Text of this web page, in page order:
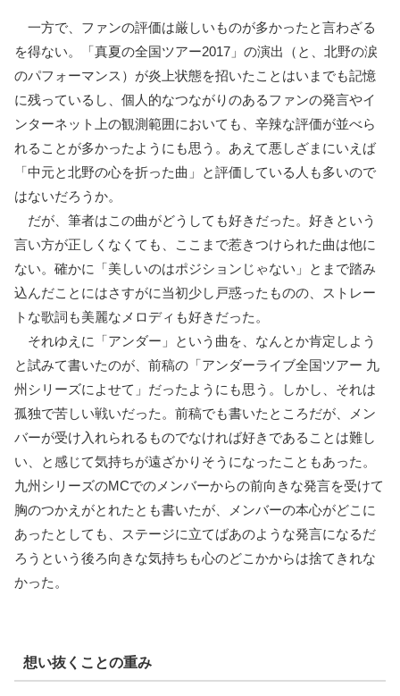
一方で、ファンの評価は厳しいものが多かったと言わざる
を得ない。「真夏の全国ツアー2017」の演出（と、北野の涙
のパフォーマンス）が炎上状態を招いたことはいまでも記憶
に残っているし、個人的なつながりのあるファンの発言やイ
ンターネット上の観測範囲においても、辛辣な評価が並べら
れることが多かったようにも思う。あえて悪しざまにいえば
「中元と北野の心を折った曲」と評価している人も多いので
はないだろうか。
だが、筆者はこの曲がどうしても好きだった。好きという
言い方が正しくなくても、ここまで惹きつけられた曲は他に
ない。確かに「美しいのはポジションじゃない」とまで踏み
込んだことにはさすがに当初少し戸惑ったものの、ストレー
トな歌詞も美麗なメロディも好きだった。
それゆえに「アンダー」という曲を、なんとか肯定しよう
と試みて書いたのが、前稿の「アンダーライブ全国ツアー 九
州シリーズによせて」だったようにも思う。しかし、それは
孤独で苦しい戦いだった。前稿でも書いたところだが、メン
バーが受け入れられるものでなければ好きであることは難し
い、と感じて気持ちが遠ざかりそうになったこともあった。
九州シリーズのMCでのメンバーからの前向きな発言を受けて
胸のつかえがとれたとも書いたが、メンバーの本心がどこに
あったとしても、ステージに立てばあのような発言になるだ
ろうという後ろ向きな気持ちも心のどこかからは捨てきれな
かった。
想い抜くことの重み